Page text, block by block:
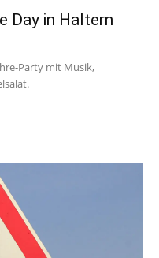
Day in Haltern
Party mit Musik,